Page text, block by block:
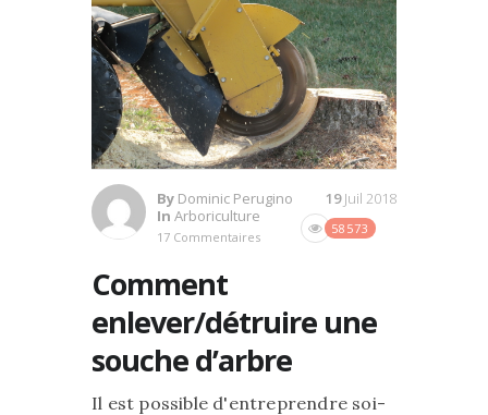
By Dominic Perugino
In Arboriculture
17 Commentaires
58573
19Juil 2018
Comment
enlever/détruire une
souche d’arbre
Il est possible d'entreprendre soi-